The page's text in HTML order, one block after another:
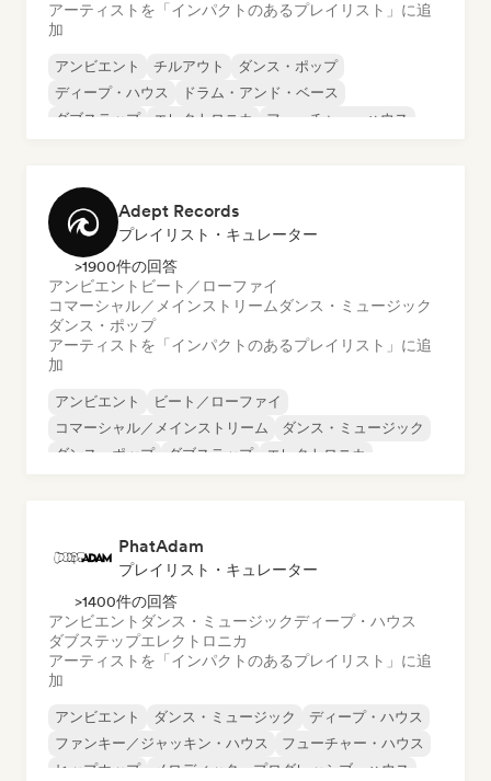
アーティストを「インパクトのあるプレイリスト」に追
加
アンビエント チルアウト
ダンス・ポップ
ディープ・ハウス
ドラム・アンド・ベース
ダブステップ
エレクトロニカ フューチャー・ハウス
Adept Records
プレイリスト・キュレーター
>1900件の回答
アンビエント ビート／ローファイ
コマーシャル／メインストリーム ダンス・ミュージック
ダンス・ポップ
アーティストを「インパクトのあるプレイリスト」に追
加
アンビエント
ビート／ローファイ
コマーシャル／メインストリーム
ダンス・ミュージック
ダンス・ポップ
ダブステップ
エレクトロニカ
PhatAdam
プレイリスト・キュレーター
>1400件の回答
アンビエント ダンス・ミュージックディープ・ハウス
ダブステップエレクトロニカ
アーティストを「インパクトのあるプレイリスト」に追
加
アンビエント ダンス・ミュージック
ディープ・ハウス
ファンキー／ジャッキン・ハウス
フューチャー・ハウス
ヒップホップ
メロディック・プログレッシブ・ハウス